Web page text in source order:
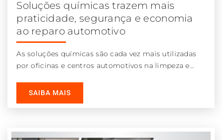
Soluções químicas trazem mais
praticidade, segurança e economia
ao reparo automotivo
As soluções químicas são cada vez mais utilizadas
por oficinas e centros automotivos na limpeza e
SAIBA MAIS